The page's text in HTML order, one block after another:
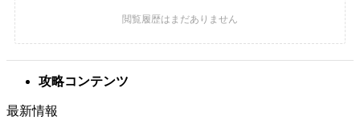
攻略コンテンツ
最新情報